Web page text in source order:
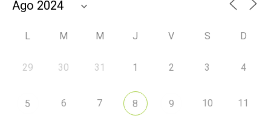
L M M J V S D
29 30 31 1 2 3 4
5 6 7 8 9 10 11